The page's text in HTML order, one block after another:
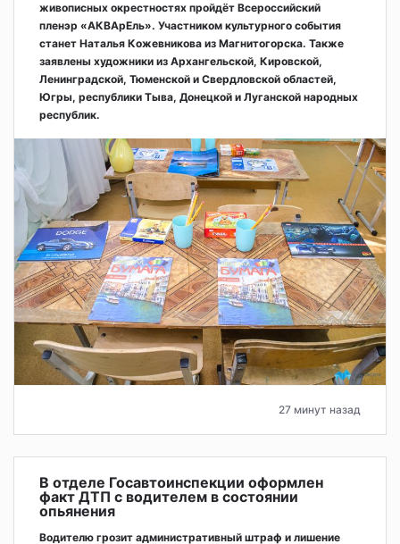
живописных окрестностях пройдёт Всероссийский
пленэр «АКВАрЕль». Участником культурного события
станет Наталья Кожевникова из Магнитогорска. Также
заявлены художники из Архангельской, Кировской,
Ленинградской, Тюменской и Свердловской областей,
Югры, республики Тыва, Донецкой и Луганской народных
республик.
27 минут назад
В отделе Госавтоинспекции оформлен
факт ДТП с водителем в состоянии
опьянения
Водителю грозит административный штраф и лишение